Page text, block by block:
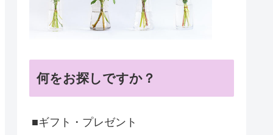
何をお探しですか？
■ギフト・プレゼント